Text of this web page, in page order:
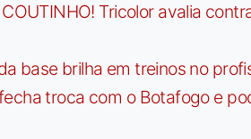
COUTINHO! Tricolor avalia
base brilha em treinos no
troca com o Botafogo e